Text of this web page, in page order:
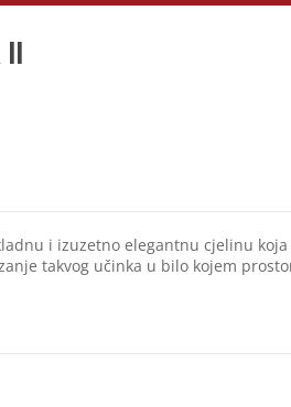
II
i izuzetno elegantnu cjelinu koja
takvog učinka u bilo kojem